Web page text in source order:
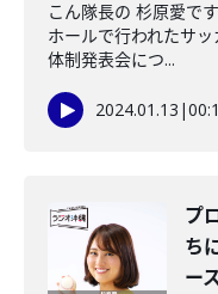
こん隊長の 杉原愛で
ホールで行われたサ
体制発表会につ...
2024.01.13 |
プ
ち
ー